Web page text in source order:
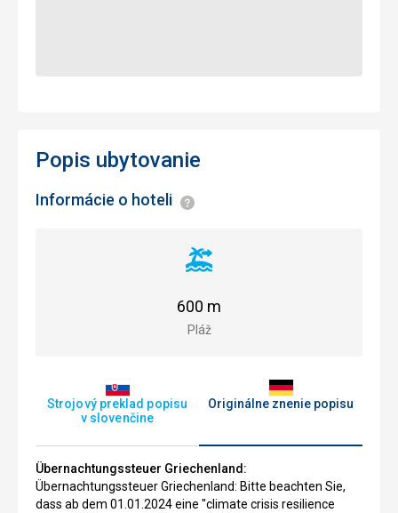
Strojový preklad popisu
v slovenčine
Originálne znenie popisu
Übernachtungssteuer Griechenland:
Übernachtungssteuer Griechenland: Bitte beachten Sie,
dass ab dem 01.01.2024 eine "climate crisis resilience
Popis ubytovanie
Informácie o hoteli Informácie
Vzdialenosť
pláže
Pláž
600 m